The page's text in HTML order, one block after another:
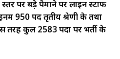
पर बड़े पैमाने पर लाइन स्टाफ
950 पद तृतीय श्रेणी के तथा
तरह कुल 2583 पदों पर भर्ती के